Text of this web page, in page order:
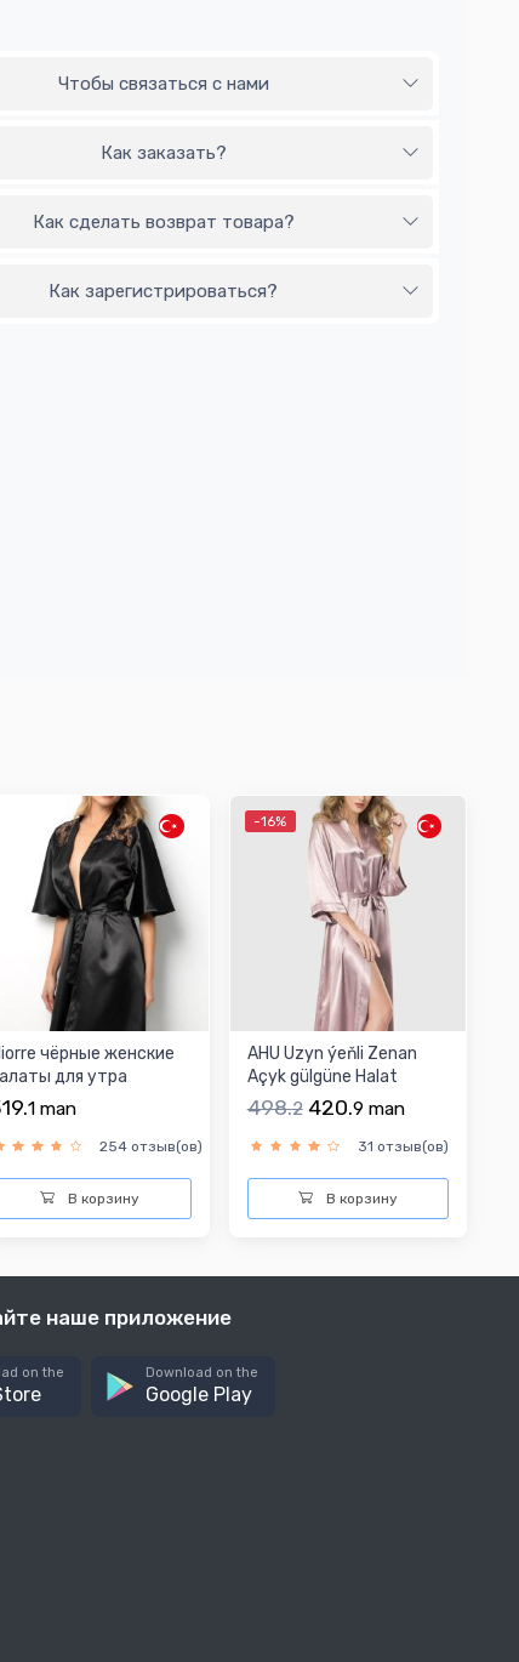
Чтобы связаться с нами
Как заказать?
Как сделать возврат товара?
Как зарегистрироваться?
чёрные женские
для утра
1 man
254 отзыв(ов)
В корзину
-16%
AHU Uzyn ýeňli Zenan
Açyk gülgüne Halat
irdenlik
498.2 420.9 man
31 отзыв(ов)
В корзину
наше приложение
on the Download on the
Google Play